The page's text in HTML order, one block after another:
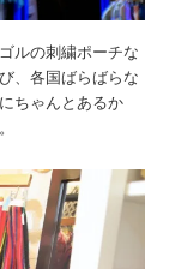
ルの刺繍ポーチな
、各国ばらばらな
ちゃんとあるか